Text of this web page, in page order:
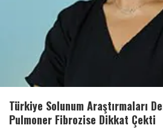
Türkiye Solunum Araştırmaları
Pulmoner Fibrozise Dikkat Çekti